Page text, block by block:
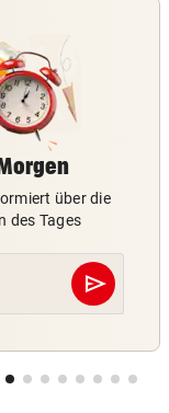
über die
des Tages
send
Abschicken